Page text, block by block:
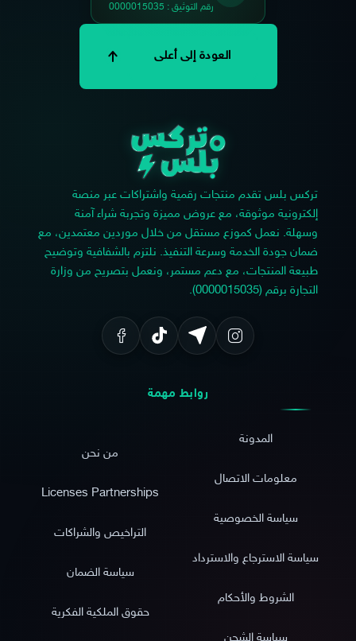
رقم التوثيق : 0000015035
العودة إلى أعلى
تركس بلس تقدم منتجات رقمية واشتراكات عبر منصة
إلكترونية موثوقة، مع عروض مميزة وتجربة شراء آمنة
وسهلة. نعمل كموزع مستقل من خلال موردين معتمدين، مع
ضمان جودة الخدمة وسرعة التنفيذ. نلتزم بالشفافية وتوضيح
طبيعة المنتجات، مع دعم مستمر، ونعمل بتصريح من وزارة
التجارة برقم (0000015035).
روابط مهمة
المدونة
معلومات الاتصال
سياسة الخصوصية
سياسة الاسترجاع والاسترداد
الشروط والأحكام
سياسة الشحن
من نحن
Licenses Partnerships
التراخيص والشراكات
سياسة الضمان
حقوق الملكية الفكرية